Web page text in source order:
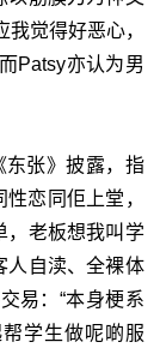
觉得好恶心，
Patsy亦认为男
东张》披露，指
恋同佢上堂，
，老板想我叫学
人自渎、全裸体
易：“本身梗系
学生做呢啲服